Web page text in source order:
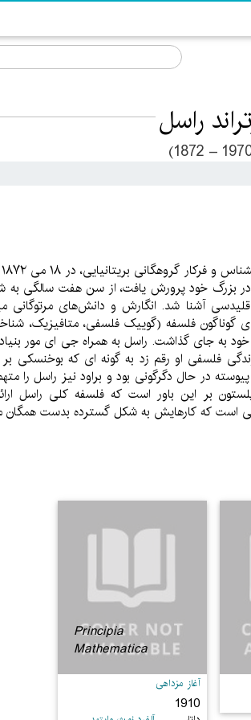
راسل
(1872 –
بزرگ خود پرورش یافت، از سن هفت سالگی به
آشنا شد. انگارش و دانش‌های
گوناگون فلسفه (گوییک فلسفی، متافیزیک،
به جای گذاشت. راسل به همراه جی ای مور
فلسفی او رقم زد به گونه ای که بوخنسکی
در حال دگرگونی بود و براود نیز راسل را
بر این باور است که فلسفه کلی راسل
است که کارهایش به شکل گسترده بدست همگان
Principia
Mathematica
آغاز مزداهی
1910